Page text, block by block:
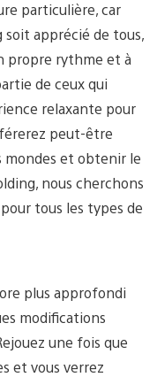
particulière, car
soit apprécié de tous,
propre rythme et à
de ceux qui
relaxante pour
peut-être
mondes et obtenir le
nous cherchons
tous les types de
plus approfondi
modifications
une fois que
et vous verrez